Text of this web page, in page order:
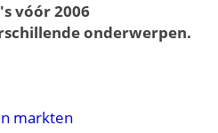
vóór 2006
onderwerpen.
markten